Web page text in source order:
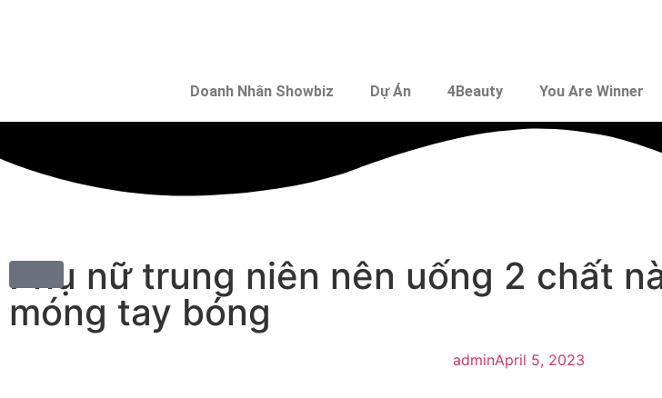
Doanh Nhân Showbiz Dự Án 4Beauty You Are Winner
Phụ nữ trung niên nên uống 2 chất
móng tay bóng
adminApril 5, 2023